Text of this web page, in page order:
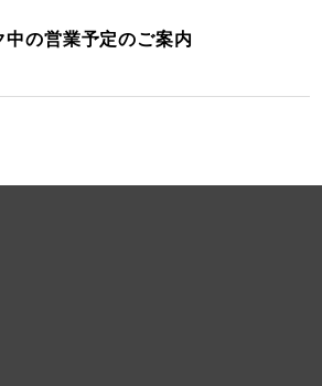
の営業予定のご案内